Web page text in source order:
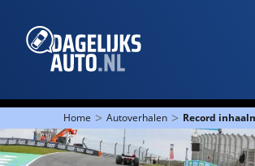
Home > Autoverhalen > Record